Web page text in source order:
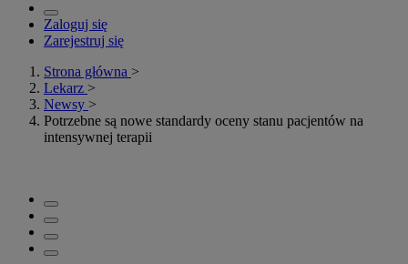
Zaloguj się
Zarejestruj się
Strona główna >
Lekarz >
Newsy >
Potrzebne są nowe standardy oceny stanu pacjentów na
intensywnej terapii